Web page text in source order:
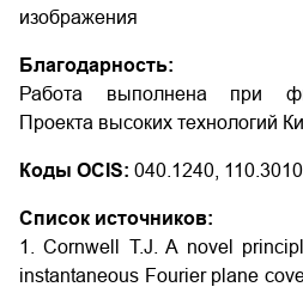
изображения
Благодарность:
Работа выполнена при
Проекта высоких технологий
Коды OCIS: 040.1240,
Список источников:
1. Cornwell T.J. A novel
instantaneous Fourier plane